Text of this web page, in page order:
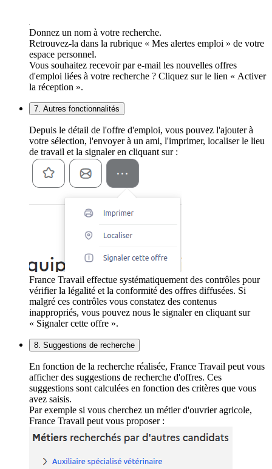
Donnez un nom à votre recherche.
Retrouvez-la dans la rubrique « Mes alertes emploi » de votre
espace personnel.
Vous souhaitez recevoir par e-mail les nouvelles offres
d'emploi liées à votre recherche ? Cliquez sur le lien « Activer
la réception ».
7. Autres fonctionnalités
Depuis le détail de l'offre d'emploi, vous pouvez l'ajouter à
votre sélection, l'envoyer à un ami, l'imprimer, localiser le lieu
de travail et la signaler en cliquant sur :
France Travail effectue systématiquement des contrôles pour
vérifier la légalité et la conformité des offres diffusées. Si
malgré ces contrôles vous constatez des contenus
inappropriés, vous pouvez nous le signaler en cliquant sur
« Signaler cette offre ».
8. Suggestions de recherche
En fonction de la recherche réalisée, France Travail peut vous
afficher des suggestions de recherche d'offres. Ces
suggestions sont calculées en fonction des critères que vous
avez saisis.
Par exemple si vous cherchez un métier d'ouvrier agricole,
France Travail peut vous proposer :